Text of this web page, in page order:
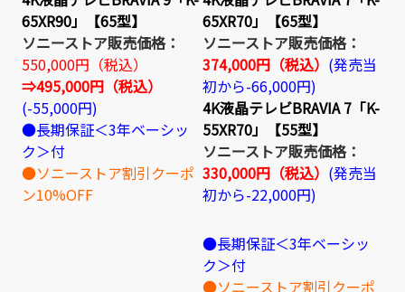
65XR90」【65型】
ソニーストア販売価格：
550,000円（税込）
⇒495,000円（税込）
(-55,000円)
●長期保証＜3年ベーシッ
ク＞付
●ソニーストア割引クーポ
ン10%OFF
65XR70」【65型】
ソニーストア販売価格：
374,000円（税込） (発売当
初から-66,000円)
4K液晶テレビBRAVIA 7「K-
55XR70」【55型】
ソニーストア販売価格：
330,000円（税込） (発売当
初から-22,000円)
●長期保証＜3年ベーシッ
ク＞付
●ソニーストア割引クーポ